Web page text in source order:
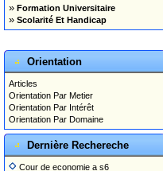
» Formation Universitaire
» Scolarité Et Handicap
Orientation
Articles
Orientation Par Metier
Orientation Par Intérêt
Orientation Par Domaine
Dernière Rechereche
Cour de economie a s6